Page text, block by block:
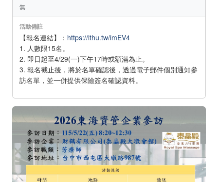
無
活動備註
【報名連結】： https://ithu.tw/imEV4
1. 人數限15名。
2. 即日起至4/29(一)下午17時或額滿為止。
3. 報名截止後，將於名單確認後，透過電子郵件個別通知參
訪名單，並一併提供保險簽名確認資料。